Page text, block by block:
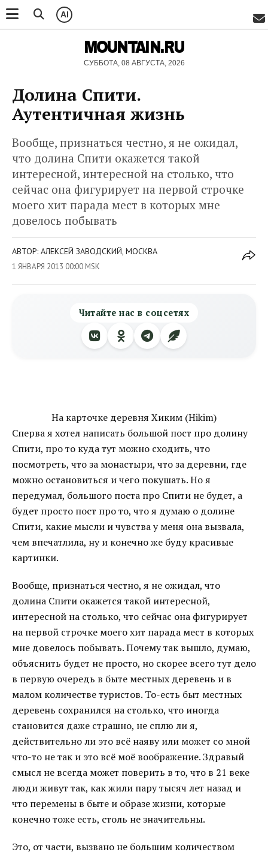
AI
MOUNTAIN.RU
СУББОТА, 08 АВГУСТА, 2026
Долина Спити.
Аутентичная жизнь
Вообще, признаться честно, я не ожидал,
что долина Спити окажется такой
интересной, интересной на столько, что
сейчас она фигурирует на первой строчке
моего хит парада мест в которых мне
довелось побывать
АВТОР: АЛЕКСЕЙ ЗАВОДСКИЙ, МОСКВА
1 ЯНВАРЯ 2013 00:00 MSK
Читайте нас в соцсетях
На карточке деревня Хиким (Hikim)
Сперва я хотел написать большой пост про долину
Спити, про то куда тут можно сходить, что
посмотреть, что за монастыри, что за деревни, где
можно остановиться и чего покушать. Но я
передумал, большого поста про Спити не будет, а
будет просто пост про то, что я думаю о долине
Спити, какие мысли и чувства у меня она вызвала,
чем впечатлила, ну и конечно же буду красивые
картинки.
Вообще, признаться честно, я не ожидал, что
долина Спити окажется такой интересной,
интересной на столько, что сейчас она фигурирует
на первой строчке моего хит парада мест в которых
мне довелось побывать. Почему так вышло, думаю,
объяснить будет не просто, но скорее всего тут дело
в первую очередь в быте местных деревень и в
малом количестве туристов. То-есть быт местных
деревень сохранился на столько, что иногда
становится даже страшно, не сплю ли я,
действительно ли это всё наяву или может со мной
что-то не так и это всё моё воображение. Здравый
смысл не всегда может поверить в то, что в 21 веке
люди живут так, как жили пару тысяч лет назад и
что перемены в быте и образе жизни, которые
конечно тоже есть, столь не значительны.
Это, от части, вызвано не большим количеством